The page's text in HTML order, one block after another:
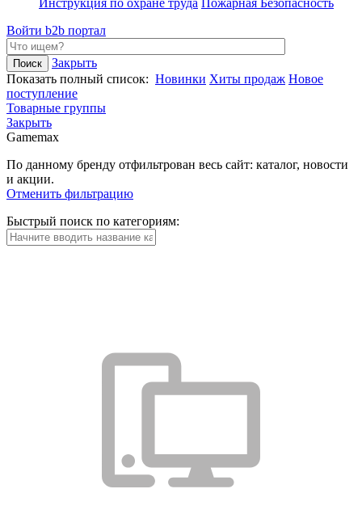
Инструкция по охране труда Пожарная Безопасность
Войти b2b портал
Закрыть
Показать полный список: Новинки Хиты продаж Новое
поступление
Товарные группы
Закрыть
Gamemax
По данному бренду отфильтрован весь сайт: каталог, новости
и акции.
Отменить фильтрацию
Быстрый поиск по категориям: